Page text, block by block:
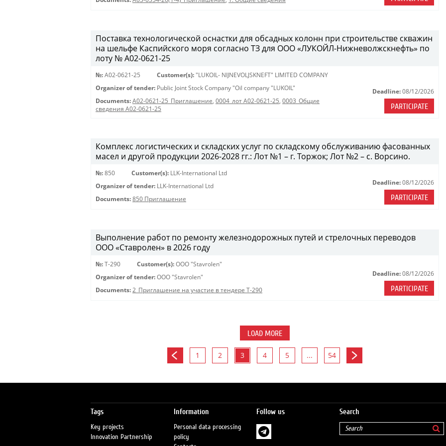
Поставка технологической оснастки для обсадных колонн при строительстве скважин
на шельфе Каспийского моря согласно ТЗ для ООО «ЛУКОЙЛ-Нижневолжскнефть» по
лоту № A02-0621-25
№: A02-0621-25 Customer(s): "LUKOIL- NIJNEVOLJSKNEFT" LIMITED COMPANY
Organizer of tender: Public Joint Stock Company "Oil company "LUKOIL"
Documents: A02-0621-25_Приглашение, 0004_лот A02-0621-25, 0003_Общие
сведения A02-0621-25
Deadline: 08/12/2026
PARTICIPATE
Комплекс логистических и складских услуг по складскому обслуживанию фасованных
масел и другой продукции 2026-2028 гг.: Лот №1 – г. Торжок; Лот №2 – с. Ворсино.
№: 850 Customer(s): LLK-International Ltd
Organizer of tender: LLK-International Ltd
Documents: 850 Приглашение
Deadline: 08/12/2026
PARTICIPATE
Выполнение работ по ремонту железнодорожных путей и стрелочных переводов
ООО «Ставролен» в 2026 году
№: Т-290 Customer(s): OOO "Stavrolen"
Organizer of tender: OOO "Stavrolen"
Documents: 2_Приглашение на участие в тендере Т-290
Deadline: 08/12/2026
PARTICIPATE
LOAD MORE
1 2 3 4 5 ... 54
Tags
Key projects
Innovation Partnership
Information
Personal data processing
policy
Follow us Search